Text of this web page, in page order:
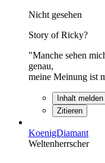
Nicht gesehen
Story of Ricky?
"Manche sehen
genau,
meine Meinung ist
Inhalt melden
Zitieren
KoenigDiamant
Weltenherrscher